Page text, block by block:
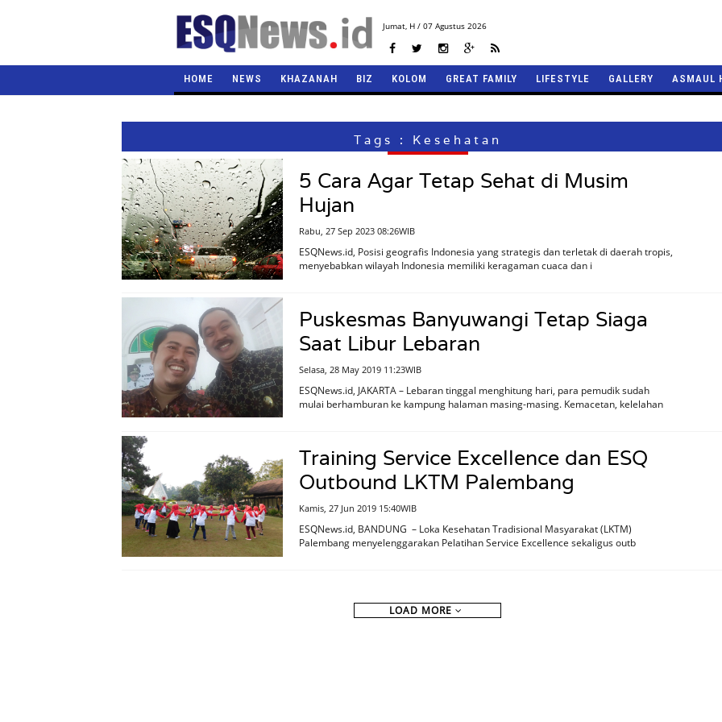
Jumat,H / 07 Agustus 2026
HOME NEWS KHAZANAH BIZ KOLOM GREAT FAMILY LIFESTYLE GALLERY ASMAUL
Tags : Kesehatan
5 Cara Agar Tetap Sehat di Musim
Hujan
Rabu, 27 Sep 2023 08:26WIB
ESQNews.id, Posisi geografis Indonesia yang strategis dan terletak di daerah tropis,
menyebabkan wilayah Indonesia memiliki keragaman cuaca dan i
Puskesmas Banyuwangi Tetap Siaga
Saat Libur Lebaran
Selasa, 28 May 2019 11:23WIB
ESQNews.id, JAKARTA – Lebaran tinggal menghitung hari, para pemudik sudah
mulai berhamburan ke kampung halaman masing-masing. Kemacetan, kelelahan
Training Service Excellence dan ESQ
Outbound LKTM Palembang
Kamis, 27 Jun 2019 15:40WIB
ESQNews.id, BANDUNG – Loka Kesehatan Tradisional Masyarakat (LKTM)
Palembang menyelenggarakan Pelatihan Service Excellence sekaligus outb
LOAD MORE